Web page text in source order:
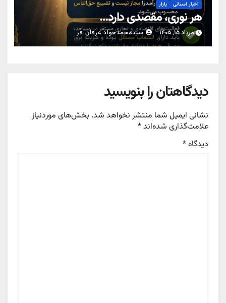
اخبار استانی بازار
هر نوری، مقصدی دارد…
مرداد ۱۵, ۱۴۰۵ سیدمحمدجواد عرفان فر
دیدگاهتان را بنویسید
نشانی ایمیل شما منتشر نخواهد شد. بخش‌های موردنیاز
علامت‌گذاری شده‌اند*
دیدگاه*